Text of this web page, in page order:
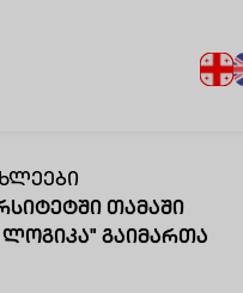
Თამაში
Ლოგიკა" Გაიმართა